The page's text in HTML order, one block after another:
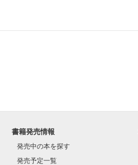
書籍発売情報
発売中の本を探す
発売予定一覧